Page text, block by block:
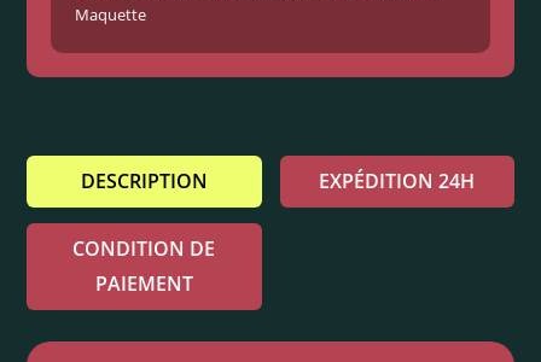
Maquette
DESCRIPTION EXPÉDITION 24H
CONDITION DE
PAIEMENT